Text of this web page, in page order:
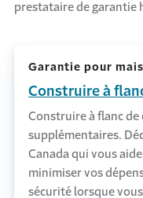
prestataire de garantie
Garantie pour
Construire à
Construire à flanc
supplémentaires.
Canada qui vous
minimiser vos
sécurité lorsque